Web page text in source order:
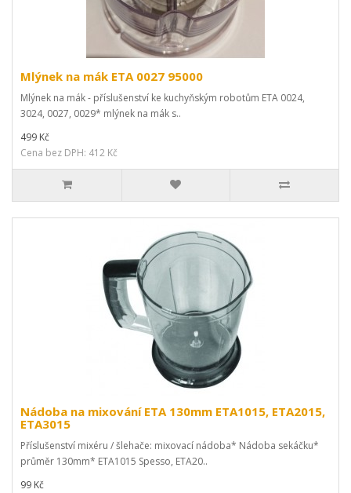
Mlýnek na mák ETA 0027 95000
Mlýnek na mák - příslušenství ke kuchyňským robotům ETA 0024,
3024, 0027, 0029* mlýnek na mák s..
499 Kč
Cena bez DPH: 412 Kč
Nádoba na mixování ETA 130mm ETA1015, ETA2015,
ETA3015
Příslušenství mixéru / šlehače: mixovací nádoba* Nádoba sekáčku*
průměr 130mm* ETA1015 Spesso, ETA20..
99 Kč